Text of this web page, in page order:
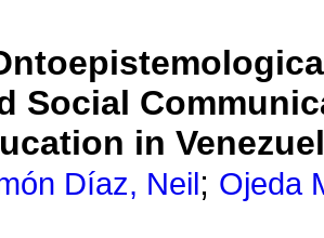
Social
in
Díaz, Neil ; Ojeda